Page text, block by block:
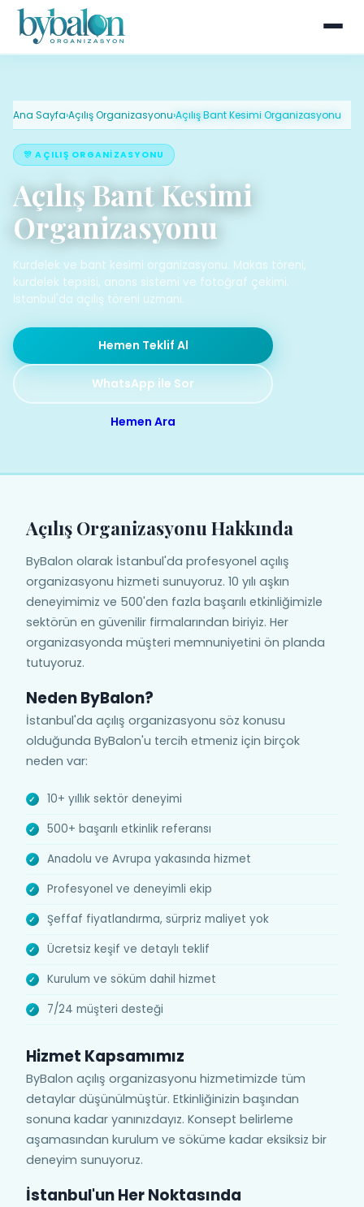
Ana Sayfa›Açılış Organizasyonu›Açılış Bant Kesimi Organizasyonu
🎊 AÇILIŞ ORGANIZASYONU
Açılış Bant Kesimi
Organizasyonu
Kurdelek ve bant kesimi organizasyonu. Makas töreni,
kurdelek tepsisi, anons sistemi ve fotoğraf çekimi.
İstanbul'da açılış töreni uzmanı.
Hemen Teklif Al
WhatsApp ile Sor
Hemen Ara
Açılış Organizasyonu Hakkında
ByBalon olarak İstanbul'da profesyonel açılış
organizasyonu hizmeti sunuyoruz. 10 yılı aşkın
deneyimimiz ve 500'den fazla başarılı etkinliğimizle
sektörün en güvenilir firmalarından biriyiz. Her
organizasyonda müşteri memnuniyetini ön planda
tutuyoruz.
Neden ByBalon?
İstanbul'da açılış organizasyonu söz konusu
olduğunda ByBalon'u tercih etmeniz için birçok
neden var:
10+ yıllık sektör deneyimi
500+ başarılı etkinlik referansı
Anadolu ve Avrupa yakasında hizmet
Profesyonel ve deneyimli ekip
Şeffaf fiyatlandırma, sürpriz maliyet yok
Ücretsiz keşif ve detaylı teklif
Kurulum ve söküm dahil hizmet
7/24 müşteri desteği
Hizmet Kapsamımız
ByBalon açılış organizasyonu hizmetimizde tüm
detaylar düşünülmüştür. Etkinliğinizin başından
sonuna kadar yanınızdayız. Konsept belirleme
aşamasından kurulum ve söküme kadar eksiksiz bir
deneyim sunuyoruz.
İstanbul'un Her Noktasında